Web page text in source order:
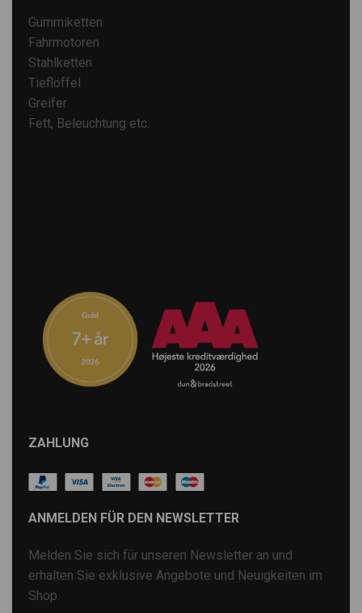
Gummiketten
Fahrmotoren
Stahlketten
Tieflöffel
Greifer
Fett, Beleuchtung etc.
ZAHLUNG
ANMELDEN FÜR DEN NEWSLETTER
Melden Sie sich für unseren Newsletter an und
erhalten Sie exklusive Angebote und Neuigkeiten im
Shop.